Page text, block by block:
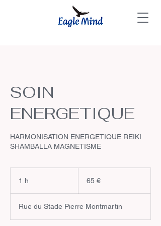
SOIN
ENERGETIQUE
HARMONISATION ENERGETIQUE REIKI
SHAMBALLA MAGNETISME
1 h 65 €
Rue du Stade Pierre Montmartin